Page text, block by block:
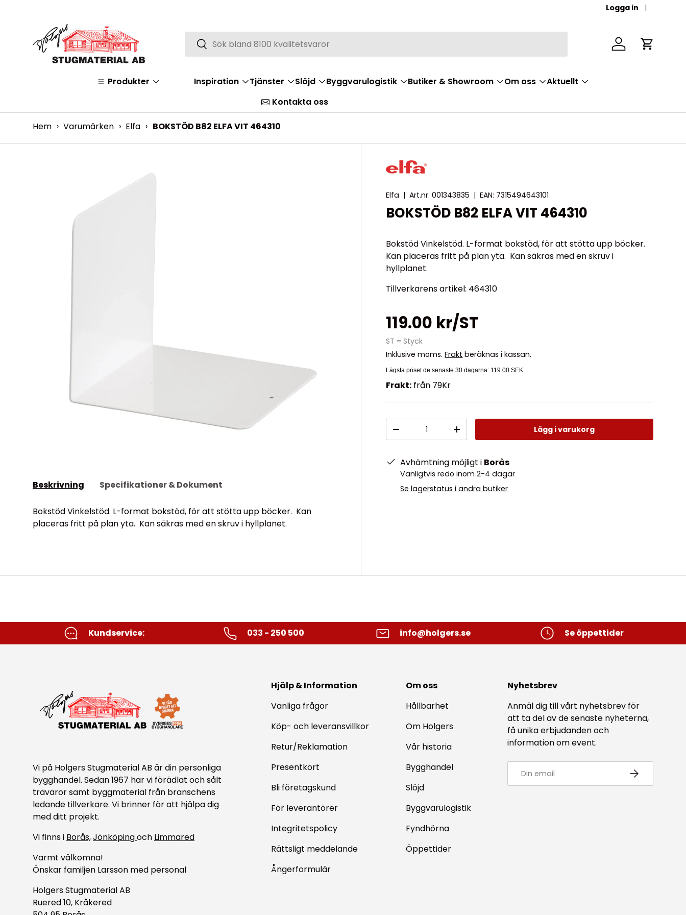
Logga in
Sök Logga inVagn
Produkter Inspiration Tjänster Slöjd Byggvarulogistik Butiker & Showroom Om oss
Aktuellt
Kontakta oss
Hem › Varumärken › Elfa › BOKSTÖD B82 ELFA VIT 464310
Elfa |Art.nr: 001343835 |EAN: 7315494643101
BOKSTÖD B82 ELFA VIT 464310
Bokstöd Vinkelstöd. L-format bokstöd, för att stötta upp böcker.
Kan placeras fritt på plan yta. Kan säkras med en skruv i
hyllplanet.
Tillverkarens artikel: 464310
119.00 kr/ST
ST = Styck
Inklusive moms.Frakt beräknas i kassan.
Lägsta priset de senaste 30 dagarna: 119.00 SEK
Frakt: från 79Kr
-
+ Lägg i varukorg
Avhämtning möjligt i Borås
Vanligtvis redo inom 2-4 dagar
Se lagerstatus i andra butiker
Beskrivning Specifikationer & Dokument
Bokstöd Vinkelstöd. L-format bokstöd, för att stötta upp böcker. Kan
placeras fritt på plan yta. Kan säkras med en skruv i hyllplanet.
Kundservice: 033 - 250 500 info@holgers.se Se öppettider
Vi på Holgers Stugmaterial AB är din personliga
bygghandel. Sedan 1967 har vi förädlat och sålt
trävaror samt byggmaterial från branschens
ledande tillverkare. Vi brinner för att hjälpa dig
med ditt projekt.
Vi finns i Borås,Jönköpingoch Limmared
Varmt välkomna!
Önskar familjen Larsson med personal
Holgers Stugmaterial AB
Ruered 10, Kråkered
Hjälp & Information
Vanliga frågor
Köp- och leveransvillkor
Retur/Reklamation
Presentkort
Bli företagskund
För leverantörer
Integritetspolicy
Rättsligt meddelande
Ångerformulär
Om oss
Hållbarhet
Om Holgers
Vår historia
Bygghandel
Slöjd
Byggvarulogistik
Fyndhörna
Öppettider
Nyhetsbrev
Anmäl dig till vårt nyhetsbrev för
att ta del av de senaste nyheterna,
få unika erbjudanden och
information om event.
Prenumerera